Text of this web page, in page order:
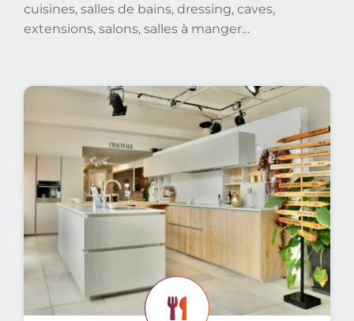
cuisines, salles de bains, dressing, caves,
extensions, salons, salles à manger…